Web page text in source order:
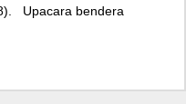
Upacara bendera